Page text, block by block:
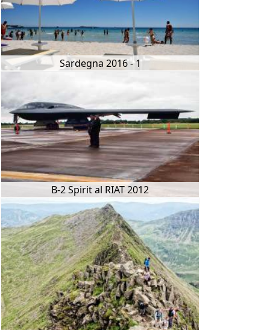
Sardegna 2016 - 1
B-2 Spirit al RIAT 2012